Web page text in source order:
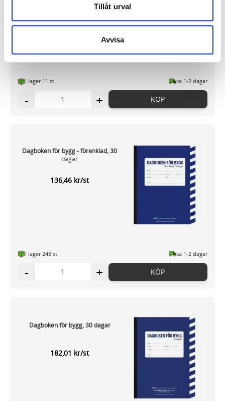
försvinner när du stänger din webbläsare. För att du
har cookies aktiverat.
och annonserna till användarna, tillhandahålla funktioner
vidarebefordrar även sådana identifierare och annan
information från din enhet till de sociala medier och
annons- och analysföretag som vi samarbetar med.
samlat in när du har använt deras tjänster.
Tillåt urval
Avvisa
I lager 11 st ca 1-2 dagar
- + KÖP
Dagboken för bygg - förenklad, 30
dagar
136,46 kr/st
I lager 248 st ca 1-2 dagar
- + KÖP
Dagboken för bygg, 30 dagar
182,01 kr/st